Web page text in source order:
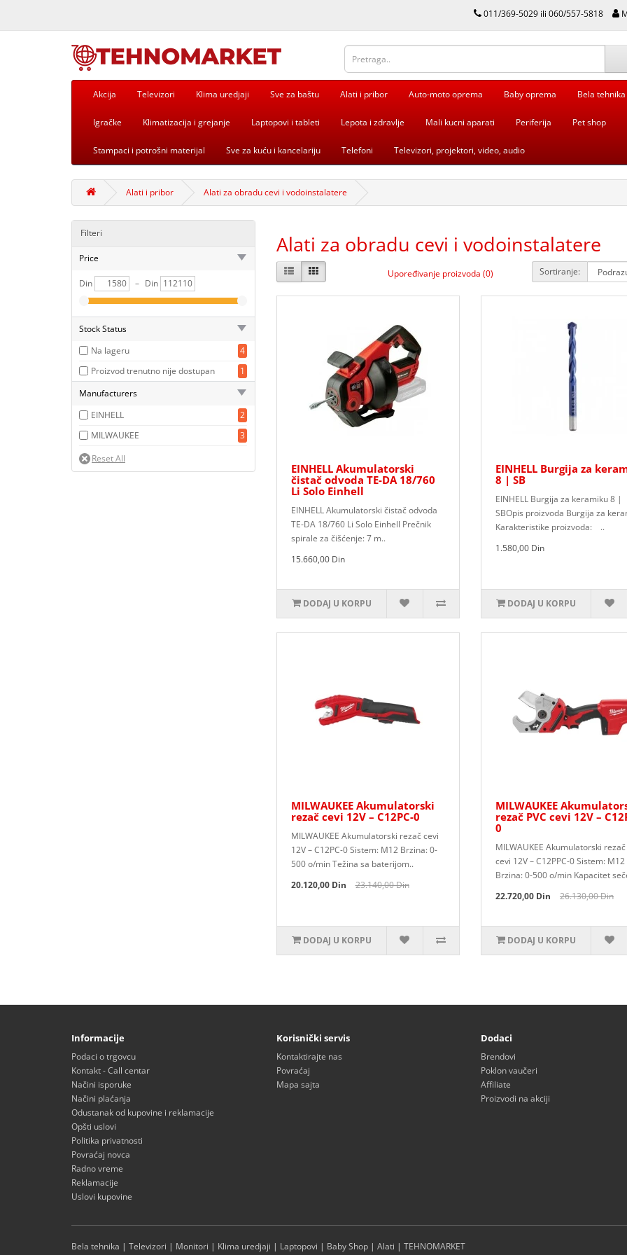
011/369-5029 ili 060/557-5818
Akcija Televizori Klima uredjaji Sve za baštu Alati i pribor Auto-moto oprema Baby oprema Bela tehnika
Igračke Klimatizacija i grejanje Laptopovi i tableti Lepota i zdravlje Mali kucni aparati Periferija Pet shop
Stampaci i potrošni materijal Sve za kuću i kancelariju Telefoni Televizori, projektori, video, audio
Alati i pribor Alati za obradu cevi i vodoinstalatere
Filteri
Price
Din – Din
Stock Status
Na lageru
4
Proizvod trenutno nije dostupan
1
Manufacturers
EINHELL
2
MILWAUKEE
3
Alati za obradu cevi i vodoinstalatere
Upoređivanje proizvoda (0) Sortiranje:
EINHELL Akumulatorski
čistač odvoda TE-DA 18/760
Li Solo Einhell
EINHELL Akumulatorski čistač odvoda
TE-DA 18/760 Li Solo Einhell Prečnik
spirale za čišćenje: 7 m..
15.660,00 Din
DODAJ U KORPU
EINHELL Burgija za
8 | SB
EINHELL Burgija za keramiku 8 |
SBOpis proizvoda Burgija za
Karakteristike proizvoda: ..
1.580,00 Din
DODAJ U KORPU
MILWAUKEE Akumulatorski
rezač cevi 12V – C12PC-0
MILWAUKEE Akumulatorski rezač cevi
12V – C12PC-0 Sistem: M12 Brzina: 0-
500 o/min Težina sa baterijom..
20.120,00 Din
23.140,00 Din
DODAJ U KORPU
MILWAUKEE
rezač PVC cevi 12V –
0
MILWAUKEE Akumulatorski rezač
cevi 12V – C12PPC-0 Sistem: M12
Brzina: 0-500 o/min Kapacitet
22.720,00 Din
26.130,00 Din
DODAJ U KORPU
Informacije
Podaci o trgovcu
Kontakt - Call centar
Načini isporuke
Načini plaćanja
Odustanak od kupovine i reklamacije
Opšti uslovi
Politika privatnosti
Povraćaj novca
Radno vreme
Reklamacije
Uslovi kupovine
Korisnički servis
Kontaktirajte nas
Povraćaj
Mapa sajta
Dodaci
Brendovi
Poklon vaučeri
Affiliate
Proizvodi na akciji
Bela tehnika | Televizori | Monitori | Klima uredjaji | Laptopovi | Baby Shop | Alati | TEHNOMARKET